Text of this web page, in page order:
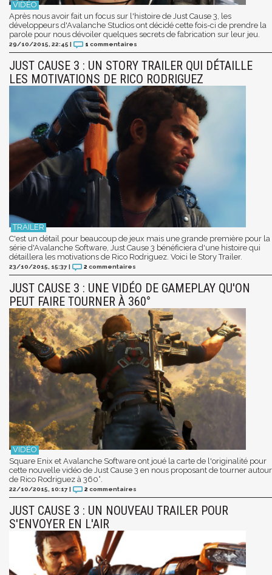
Après nous avoir fait un focus sur l'histoire de Just Cause 3, les
développeurs d'Avalanche Studios ont décidé cette fois-ci de prendre la
parole pour nous dévoiler quelques secrets de fabrication sur leur jeu.
29/10/2015, 22:45 | 1 commentaires
JUST CAUSE 3 : UN STORY TRAILER QUI DÉTAILLE
LES MOTIVATIONS DE RICO RODRIGUEZ
C'est un détail pour beaucoup de jeux mais une grande première pour la
série d'Avalanche Software, Just Cause 3 bénéficiera d'une histoire qui
détaillera les motivations de Rico Rodriguez. Voici le Story Trailer.
23/10/2015, 15:37 | 2 commentaires
JUST CAUSE 3 : UNE VIDÉO DE GAMEPLAY QU'ON
PEUT FAIRE TOURNER À 360°
Square Enix et Avalanche Software ont joué la carte de l'originalité pour
cette nouvelle vidéo de Just Cause 3 en nous proposant de tourner autour
de Rico Rodriguez à 360°.
22/10/2015, 10:17 | 2 commentaires
JUST CAUSE 3 : UN NOUVEAU TRAILER POUR
S'ENVOYER EN L'AIR